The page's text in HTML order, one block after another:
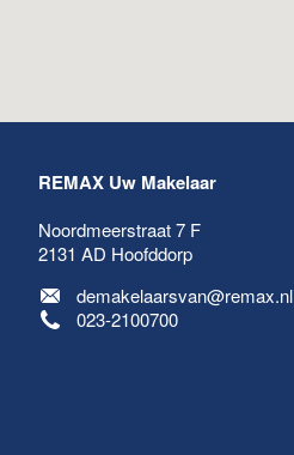
REMAX Uw Makelaar
Noordmeerstraat 7 F
2131 AD Hoofddorp
demakelaarsvan@remax.nl
023-2100700